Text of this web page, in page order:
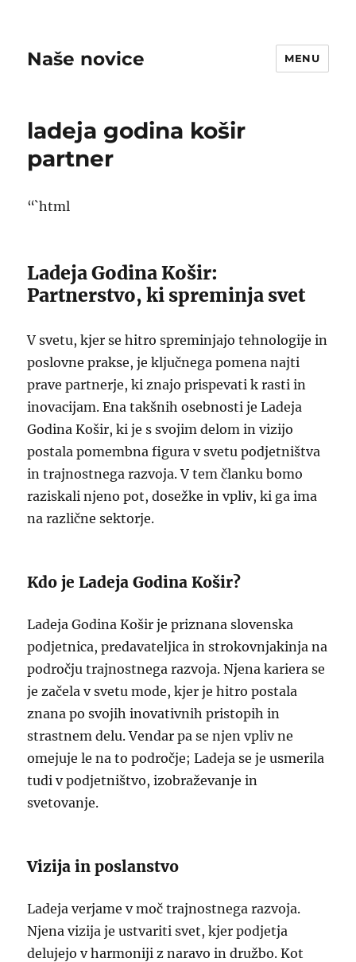
Naše novice MENU
ladeja godina košir
partner
“`html
Ladeja Godina Košir:
Partnerstvo, ki spreminja svet
V svetu, kjer se hitro spreminjajo tehnologije in
poslovne prakse, je ključnega pomena najti
prave partnerje, ki znajo prispevati k rasti in
inovacijam. Ena takšnih osebnosti je Ladeja
Godina Košir, ki je s svojim delom in vizijo
postala pomembna figura v svetu podjetništva
in trajnostnega razvoja. V tem članku bomo
raziskali njeno pot, dosežke in vpliv, ki ga ima
na različne sektorje.
Kdo je Ladeja Godina Košir?
Ladeja Godina Košir je priznana slovenska
podjetnica, predavateljica in strokovnjakinja na
področju trajnostnega razvoja. Njena kariera se
je začela v svetu mode, kjer je hitro postala
znana po svojih inovativnih pristopih in
strastnem delu. Vendar pa se njen vpliv ne
omejuje le na to področje; Ladeja se je usmerila
tudi v podjetništvo, izobraževanje in
svetovanje.
Vizija in poslanstvo
Ladeja verjame v moč trajnostnega razvoja.
Njena vizija je ustvariti svet, kjer podjetja
delujejo v harmoniji z naravo in družbo. Kot